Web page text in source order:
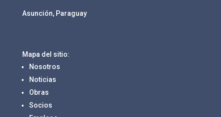
Asunción, Paraguay
Mapa del sitio:
Nosotros
Noticias
Obras
Socios